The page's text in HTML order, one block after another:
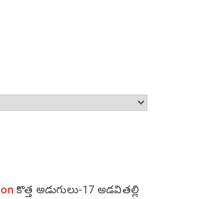
onకొత్త అడుగులు-17 అడవితల్లి